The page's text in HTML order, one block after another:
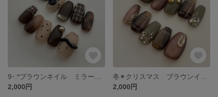
2,000円
2,000円